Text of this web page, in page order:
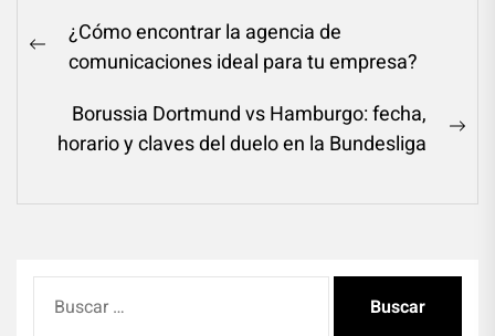
Navegación
dePrevious
¿Cómo encontrar la agencia de
comunicaciones ideal para tu empresa?
Borussia Dortmund vs Hamburgo: fecha,
horario y claves del duelo en la Bundesliga